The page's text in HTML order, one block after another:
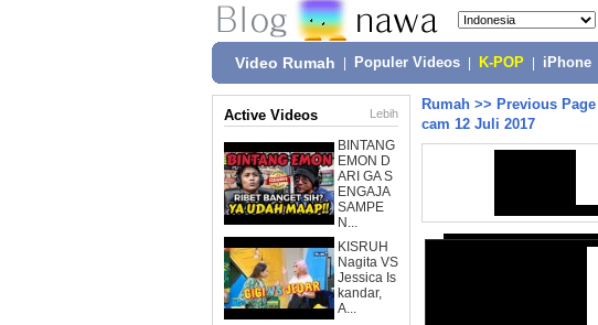
Video Rumah Populer Videos K-POP iPhone
Active Videos Lebih
BINTANG
EMON D
ARI GA S
ENGAJA
SAMPE
N...
KISRUH
Nagita VS
Jessica Is
kandar,
A...
Rumah >> Previous Page
cam 12 Juli 2017